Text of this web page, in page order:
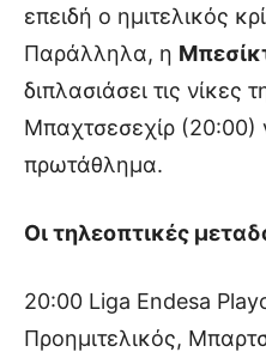
επειδή ο ημιτελικός
Παράλληλα, η
διπλασιάσει τις νίκες
Μπαχτσεσεχίρ (20:00)
πρωτάθλημα.
Οι τηλεοπτικές
20:00 Liga Endesa
Προημιτελικός,